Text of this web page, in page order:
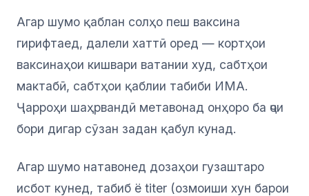
Агар шумо қаблан солҳо пеш ваксина
гирифтаед, далели хаттӣ оред — кортҳои
ваксинаҳои кишвари ватании худ, сабтҳои
мактабӣ, сабтҳои қаблии табиби ИМА.
Ҷарроҳи шаҳрвандӣ метавонад онҳоро ба ҷои
бори дигар сӯзан задан қабул кунад.
Агар шумо натавонед дозаҳои гузаштаро
исбот кунед, табиб ё titer (озмоиши хун барои